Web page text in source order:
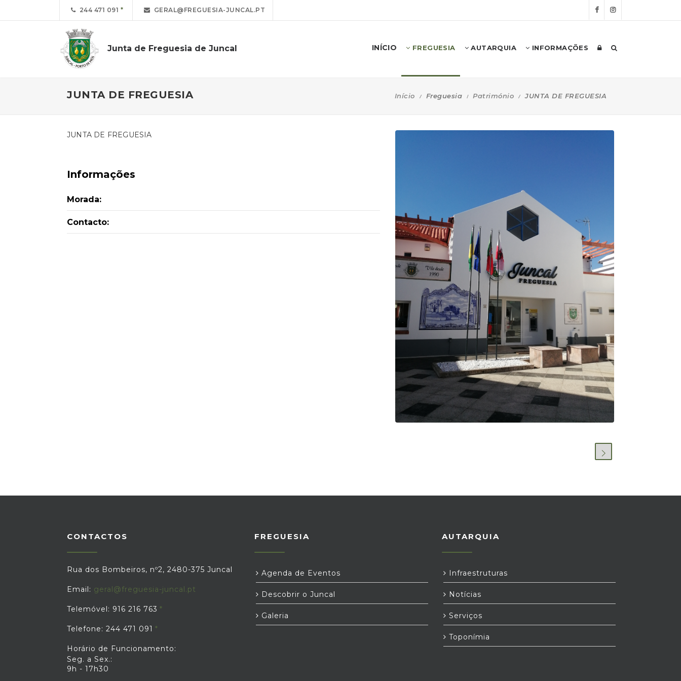
244 471 091 GERAL@FREGUESIA-JUNCAL.PT
Junta de Freguesia de Juncal INÍCIO FREGUESIA AUTARQUIA INFORMAÇÕES
JUNTA DE FREGUESIA Início Freguesia Património JUNTA DE FREGUESIA
JUNTA DE FREGUESIA
Informações
Morada:
Contacto:
CONTACTOS
Rua dos Bombeiros, nº2, 2480-375 Juncal
Email: geral@freguesia-juncal.pt
Telemóvel: 916 216 763
Telefone: 244 471 091
Horário de Funcionamento:
Seg. a Sex.:
9h - 17h30
FREGUESIA
Agenda de Eventos
Descobrir o Juncal
Galeria
AUTARQUIA
Infraestruturas
Notícias
Serviços
Toponímia